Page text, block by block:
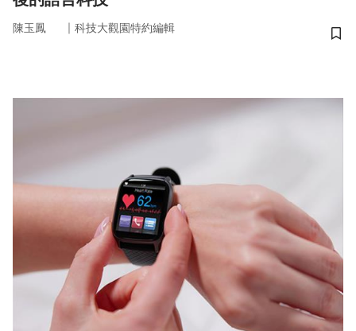
陳玉鳳 ｜ 科技大觀園特約編輯
儲